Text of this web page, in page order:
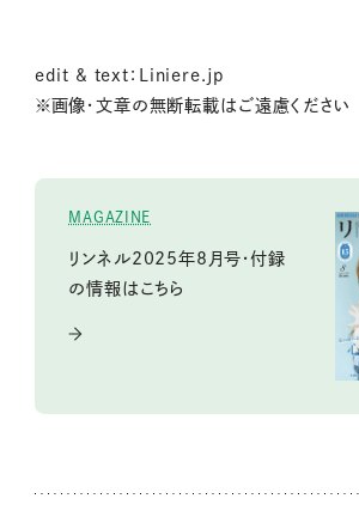
edit & text：Liniere.jp
※画像・文章の無断転載はご遠慮ください
MAGAZINE
リンネル2025年8月号・付録
の情報はこちら